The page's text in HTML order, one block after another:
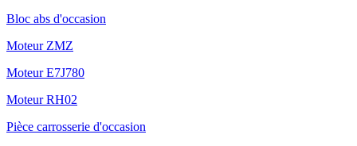
Bloc abs d'occasion
Moteur ZMZ
Moteur E7J780
Moteur RH02
Pièce carrosserie d'occasion